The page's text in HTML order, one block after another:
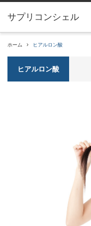
サプリコンシェル
ホーム ヒアルロン酸
ヒアルロン酸